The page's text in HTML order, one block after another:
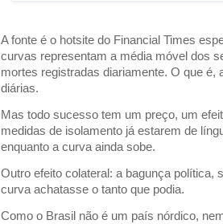
A fonte é o hotsite do Financial Times
curvas representam a média móvel dos
mortes registradas diariamente. O que é,
diárias.
Mas todo sucesso tem um preço, um
medidas de isolamento já estarem de
enquanto a curva ainda sobe.
Outro efeito colateral: a bagunça política,
curva achatasse o tanto que podia.
Como o Brasil não é um país nórdico,